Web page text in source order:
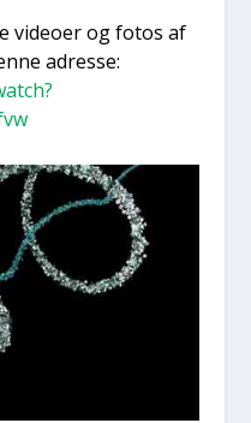
video­er og fotos af
adres­se: